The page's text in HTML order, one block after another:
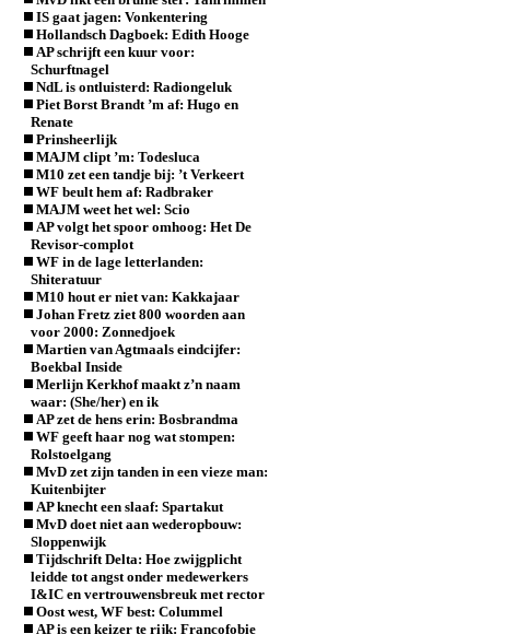
IS gaat jagen: Vonkentering
Hollandsch Dagboek: Edith Hooge
AP schrijft een kuur voor:
Schurftnagel
NdL is ontluisterd: Radiongeluk
Piet Borst Brandt ’m af: Hugo en
Renate
Prinsheerlijk
MAJM clipt ’m: Todesluca
M10 zet een tandje bij: ’t Verkeert
WF beult hem af: Radbraker
MAJM weet het wel: Scio
AP volgt het spoor omhoog: Het De
Revisor-complot
WF in de lage letterlanden:
Shiteratuur
M10 hout er niet van: Kakkajaar
Johan Fretz ziet 800 woorden aan
voor 2000: Zonnedjoek
Martien van Agtmaals eindcijfer:
Boekbal Inside
Merlijn Kerkhof maakt z’n naam
waar: (She/her) en ik
AP zet de hens erin: Bosbrandma
WF geeft haar nog wat stompen:
Rolstoelgang
MvD zet zijn tanden in een vieze man:
Kuitenbijter
AP knecht een slaaf: Spartakut
MvD doet niet aan wederopbouw:
Sloppenwijk
Tijdschrift Delta: Hoe zwijgplicht
leidde tot angst onder medewerkers
I&IC en vertrouwensbreuk met rector
Oost west, WF best: Colummel
AP is een keizer te rijk: Francofobie